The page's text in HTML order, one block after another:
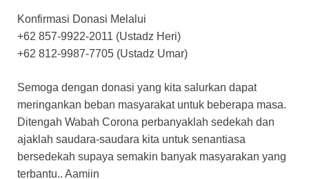
Konfirmasi Donasi Melalui
+62 857-9922-2011 (Ustadz Heri)
+62 812-9987-7705 (Ustadz Umar)
Semoga dengan donasi yang kita salurkan dapat
meringankan beban masyarakat untuk beberapa masa.
Ditengah Wabah Corona perbanyaklah sedekah dan
ajaklah saudara-saudara kita untuk senantiasa
bersedekah supaya semakin banyak masyarakan yang
terbantu.. Aamiin